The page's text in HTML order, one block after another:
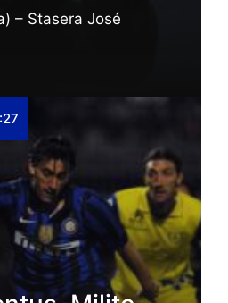
– Stasera José